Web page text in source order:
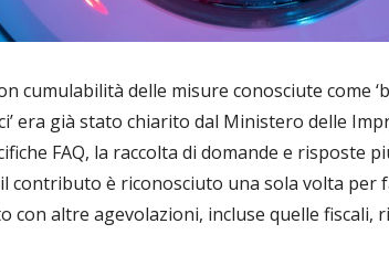
cumulabilità delle misure conosciute come
era già stato chiarito dal Ministero delle
FAQ, la raccolta di domande e risposte
contributo è riconosciuto una sola volta per
con altre agevolazioni, incluse quelle fiscali,